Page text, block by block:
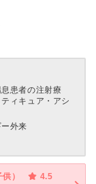
患者の注射療
ィキュア・アシ
外来
）
4.5